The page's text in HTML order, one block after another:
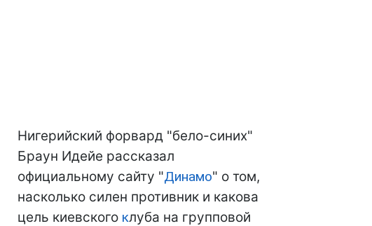
Нигерийский форвард "бело-синих"
Браун Идейе рассказал
официальному сайту "Динамо" о том,
насколько силен противник и какова
цель киевского клуба на групповой